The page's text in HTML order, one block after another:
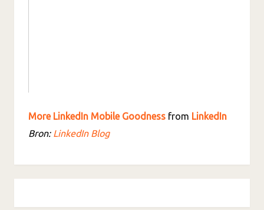
More LinkedIn Mobile Goodness from LinkedIn
Bron: LinkedIn Blog